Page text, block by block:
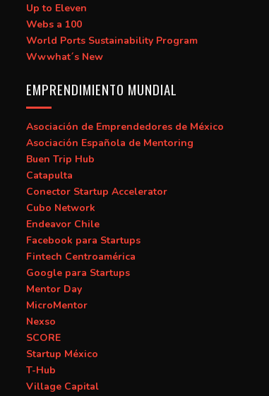
Up to Eleven
Webs a 100
World Ports Sustainability Program
Wwwhat´s New
EMPRENDIMIENTO MUNDIAL
Asociación de Emprendedores de México
Asociación Española de Mentoring
Buen Trip Hub
Catapulta
Conector Startup Accelerator
Cubo Network
Endeavor Chile
Facebook para Startups
Fintech Centroamérica
Google para Startups
Mentor Day
MicroMentor
Nexso
SCORE
Startup México
T-Hub
Village Capital